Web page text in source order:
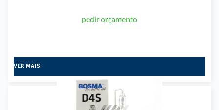
pedir orçamento
VER MAIS